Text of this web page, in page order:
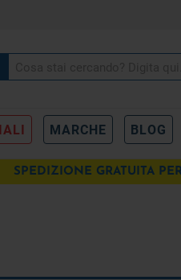
MARCHE BLOG
SPEDIZIONE GRATUITA